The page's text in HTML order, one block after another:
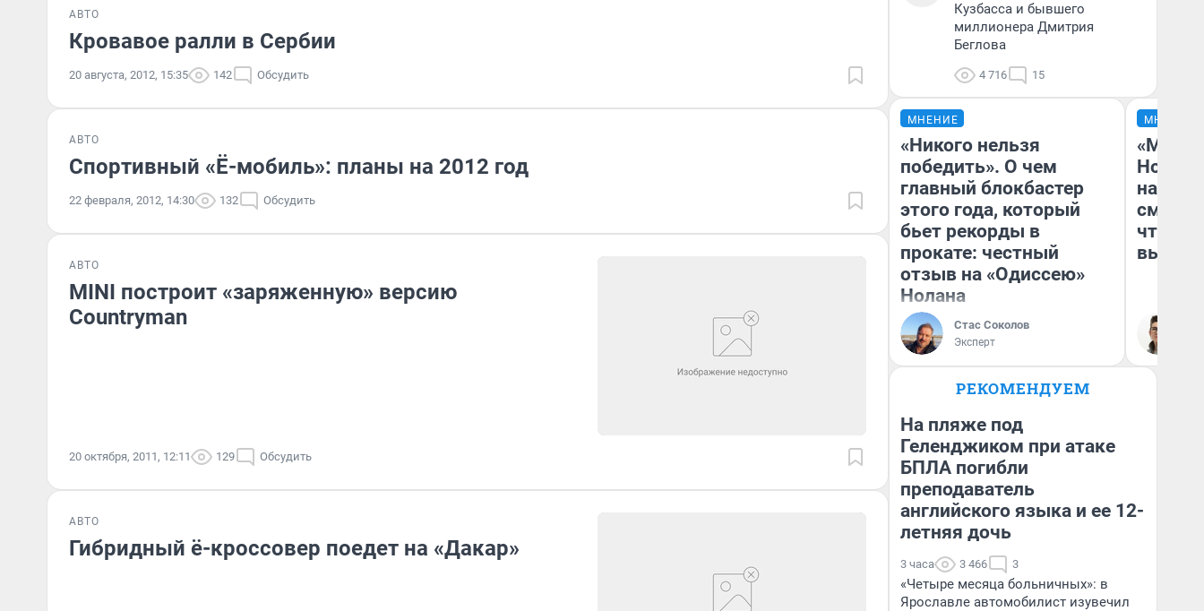
АВТО
Кровавое ралли в Сербии
20 августа, 2012, 15:35 142 Обсудить
АВТО
Спортивный «Ё-мобиль»: планы на 2012 год
22 февраля, 2012, 14:30 132 Обсудить
АВТО
MINI построит «заряженную» версию
Countryman
20 октября, 2011, 12:11 129 Обсудить
АВТО
Гибридный ё-кроссовер поедет на «Дакар»
Кузбасса и бывшего
миллионера Дмитрия
Беглова
4 716 15
МНЕНИЕ
«Никого нельзя
победить». О чем
главный блокбастер
этого года, который
бьет рекорды в
прокате: честный
отзыв на «Одиссею»
Нолана
Стас Соколов
Эксперт
МНЕНИЕ
«Мы
чтобы
РЕКОМЕНДУЕМ
На пляже под
Геленджиком при атаке
БПЛА погибли
преподаватель
английского языка и ее 12-
летняя дочь
3 часа 3 466 3
«Четыре месяца больничных»: в
Ярославле автомобилист изувечил